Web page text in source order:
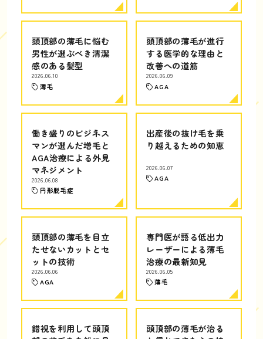
頭頂部の薄毛に悩む
男性が選ぶべき清潔
感のある髪型
2026.06.10
薄毛
頭頂部の薄毛が進行
する医学的な理由と
改善への道筋
2026.06.09
AGA
働き盛りのビジネス
マンが選んだ増毛と
AGA治療による外見
マネジメント
2026.06.08
円形脱毛症
出産後の抜け毛を乗
り越えるための知恵
2026.06.07
AGA
頭頂部の薄毛を目立
たせないカットとセ
ットの技術
2026.06.06
AGA
専門医が語る低出力
レーザーによる薄毛
治療の最新知見
2026.06.05
薄毛
錯視を利用して頭頂
頭頂部の薄毛が治る